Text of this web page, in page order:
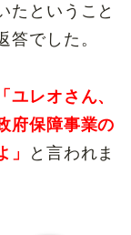
たということ
答でした。
「ユレオさん、
府保障事業の
」
と言われま